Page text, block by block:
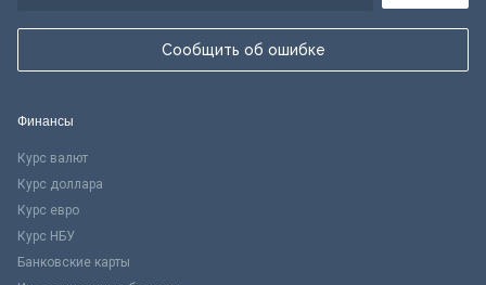
Сообщить об ошибке
Финансы
Курс валют
Курс доллара
Курс евро
Курс НБУ
Банковские карты